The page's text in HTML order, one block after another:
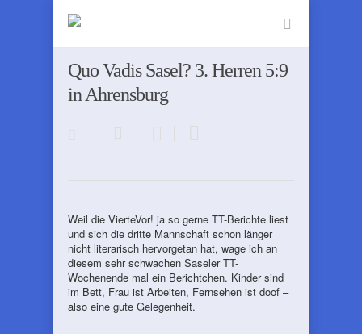
Quo Vadis Sasel? 3. Herren 5:9
in Ahrensburg
Weil die VierteVor! ja so gerne TT-Berichte liest
und sich die dritte Mannschaft schon länger
nicht literarisch hervorgetan hat, wage ich an
diesem sehr schwachen Saseler TT-
Wochenende mal ein Berichtchen. Kinder sind
im Bett, Frau ist Arbeiten, Fernsehen ist doof –
also eine gute Gelegenheit.